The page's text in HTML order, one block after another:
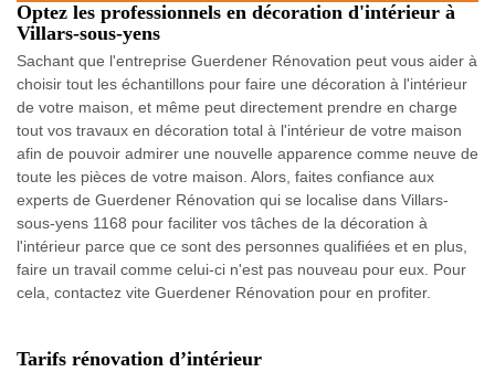
Optez les professionnels en décoration d'intérieur à
Villars-sous-yens
Sachant que l'entreprise Guerdener Rénovation peut vous aider à
choisir tout les échantillons pour faire une décoration à l'intérieur
de votre maison, et même peut directement prendre en charge
tout vos travaux en décoration total à l'intérieur de votre maison
afin de pouvoir admirer une nouvelle apparence comme neuve de
toute les pièces de votre maison. Alors, faites confiance aux
experts de Guerdener Rénovation qui se localise dans Villars-
sous-yens 1168 pour faciliter vos tâches de la décoration à
l'intérieur parce que ce sont des personnes qualifiées et en plus,
faire un travail comme celui-ci n'est pas nouveau pour eux. Pour
cela, contactez vite Guerdener Rénovation pour en profiter.
Tarifs rénovation d’intérieur